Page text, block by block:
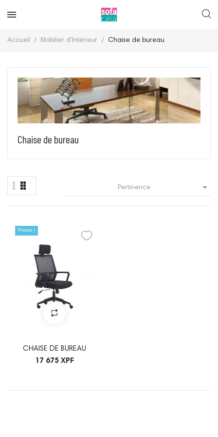
Accueil Mobilier d'Intérieur Chaise de bureau
Chaise de bureau
Pertinence 
Promo !
CHAISE DE BUREAU
17 675 XPF